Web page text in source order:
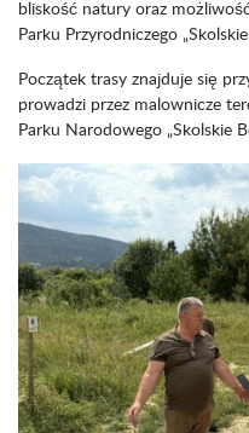
bliskość natury oraz
Parku Przyrodniczego
Początek trasy znajduje się
prowadzi przez malownicze
Parku Narodowego „Skolskie